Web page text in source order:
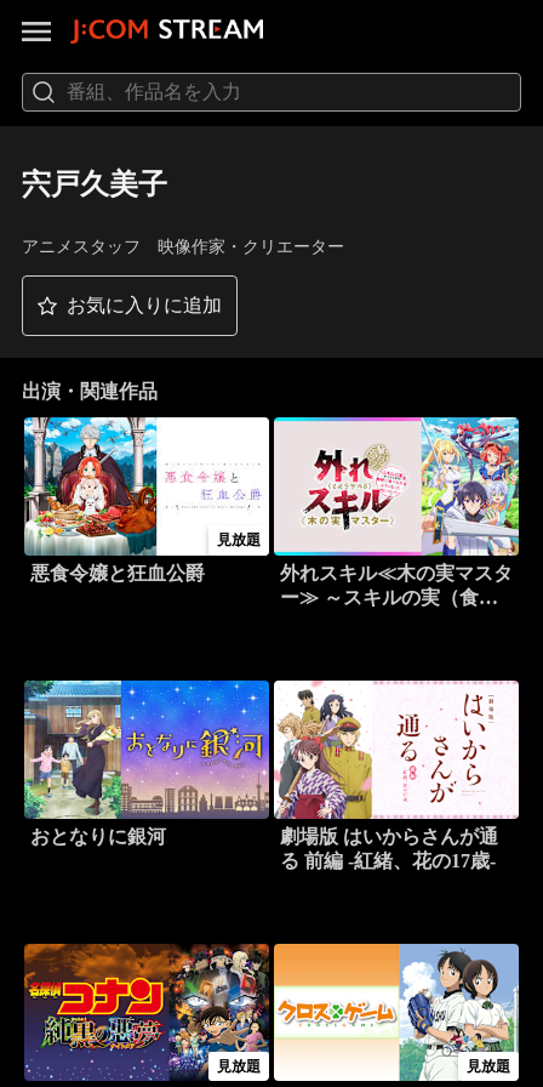
宍戸久美子
アニメスタッフ 映像作家・クリエーター
お気に入りに追加
出演・関連作品
見放題
悪食令嬢と狂血公爵
外れスキル≪木の実マスタ
ー≫ ～スキルの実（食べ
おとなりに銀河
劇場版 はいからさんが通
る 前編 -紅緒、花の17歳-
見放題 見放題